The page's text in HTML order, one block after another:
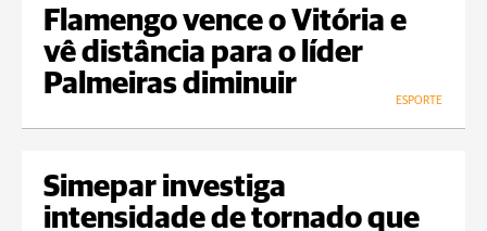
Flamengo vence o Vitória e
vê distância para o líder
Palmeiras diminuir
ESPORTE
Simepar investiga
intensidade de tornado que